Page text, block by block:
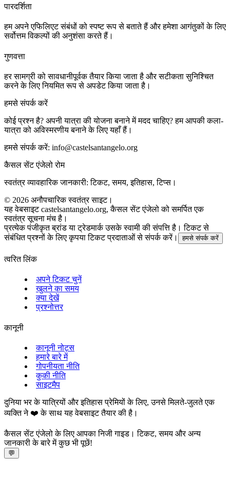
पारदर्शिता
हम अपने एफिलिएट संबंधों को स्पष्ट रूप से बताते हैं और हमेशा आगंतुकों के लिए
सर्वोत्तम विकल्पों की अनुशंसा करते हैं।
गुणवत्ता
हर सामग्री को सावधानीपूर्वक तैयार किया जाता है और सटीकता सुनिश्चित
करने के लिए नियमित रूप से अपडेट किया जाता है।
हमसे संपर्क करें
कोई प्रश्न है? अपनी यात्रा की योजना बनाने में मदद चाहिए? हम आपकी कला-
यात्रा को अविस्मरणीय बनाने के लिए यहाँ हैं।
हमसे संपर्क करें: info@castelsantangelo.org
कैसल सेंट एंजेलो रोम
स्वतंत्र व्यावहारिक जानकारी: टिकट, समय, इतिहास, टिप्स।
© 2026 अनौपचारिक स्वतंत्र साइट।
यह वेबसाइट castelsantangelo.org, कैसल सेंट एंजेलो को समर्पित एक
स्वतंत्र सूचना मंच है।
प्रत्येक पंजीकृत ब्रांड या ट्रेडमार्क उसके स्वामी की संपत्ति है। टिकट से
संबंधित प्रश्नों के लिए कृपया टिकट प्रदाताओं से संपर्क करें।
हमसे संपर्क करें
त्वरित लिंक
अपने टिकट चुनें
खुलने का समय
क्या देखें
प्रश्नोत्तर
कानूनी
कानूनी नोट्स
हमारे बारे में
गोपनीयता नीति
कुकी नीति
साइटमैप
दुनिया भर के यात्रियों और इतिहास प्रेमियों के लिए, उनसे मिलते-जुलते एक
व्यक्ति ने ❤️ के साथ यह वेबसाइट तैयार की है।
कैसल सेंट एंजेलो के लिए आपका निजी गाइड। टिकट, समय और अन्य
जानकारी के बारे में कुछ भी पूछें!
💬